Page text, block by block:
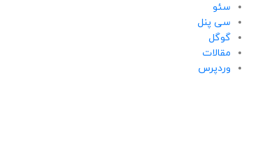
سئو
سی پنل
گوگل
مقالات
وردپرس